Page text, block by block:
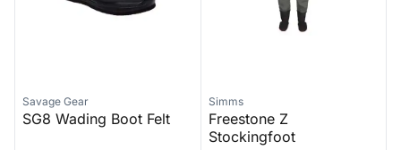
Savage Gear
SG8 Wading Boot Felt
Simms
Freestone Z
Stockingfoot